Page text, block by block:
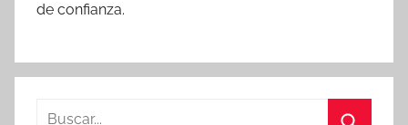
de confianza.